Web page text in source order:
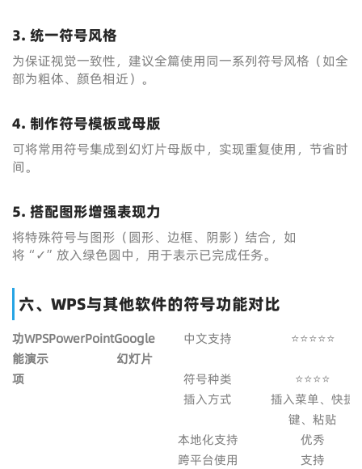
3. 统一符号风格
为保证视觉一致性，建议全篇使用同一系列符号风格（如全
部为粗体、颜色相近）。
4. 制作符号模板或母版
可将常用符号集成到幻灯片母版中，实现重复使用，节省时
间。
5. 搭配图形增强表现力
将特殊符号与图形（圆形、边框、阴影）结合，如
将“✓”放入绿色圆中，用于表示已完成任务。
六、WPS与其他软件的符号功能对比
功
能
项
WPS
演示
PowerPointGoogle
幻灯片
中文支持 ⭐⭐⭐⭐⭐
符号种类
⭐⭐⭐⭐
插入方式
插入菜单、快捷
键、粘贴
本地化支持
优秀
跨平台使用
支持